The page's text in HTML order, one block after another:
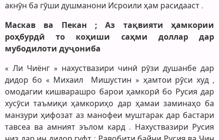
акнӯн ба гӯши душманони Исроили ҳам расидааст .
Маскав ва Пекан ; Аз тақвияти ҳамкории
роҳбурдӣ то коҳиши саҳми доллар дар
мубодилоти дуҷониба
« Ли Чиёнг » нахуствазири чинӣ рӯзи душанбе дар
дидор бо « Михаил Мишустин » ҳамтои рӯси худ ,
омодагии кишварашро барои ҳамкорӣ бо Русия дар
хусӯси таъмиқи ҳамкориҳо дар ҳамаи заминаҳо ба
манзури ҳифозат аз манофеи муштарак дар бастари
тавсеа ва амният эълом кард . Нахуствазири Русия